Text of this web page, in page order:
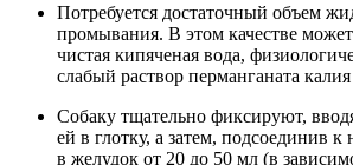
Потребуется достаточный объем
промывания. В этом качестве
чистая кипяченая вода,
слабый раствор перманганата
Собаку тщательно фиксируют,
ей в глотку, а затем, подсоединив
в желудок от 20 до 50 мл (в